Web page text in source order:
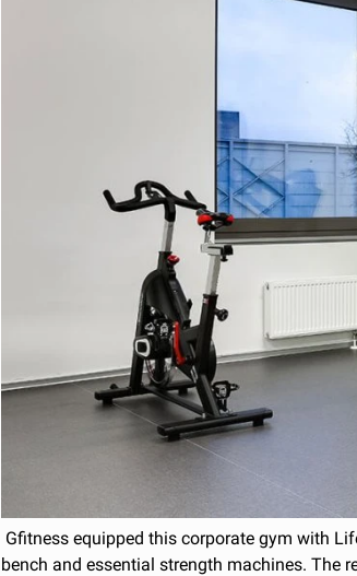
Gfitness equipped this corporate gym with
bench and essential strength machines. The